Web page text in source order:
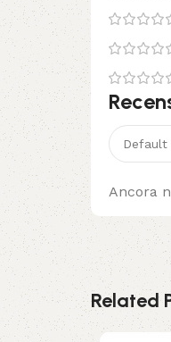
Ancora
Related